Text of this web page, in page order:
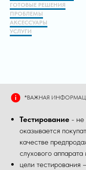
ГОТОВЫЕ РЕШЕНИЯ
ПРОБЛЕМЫ
АКСЕССУАРЫ
УСЛУГИ
*ВАЖНАЯ
Тестирование - не
оказывается
качестве
слухового
цели тестирования